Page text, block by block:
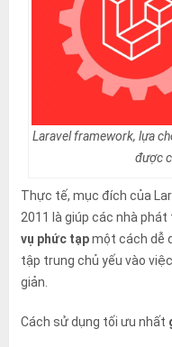
Laravel framework, lựa
được
Thực tế, mục đích của
2011 là giúp các nhà
vụ phức tạpmột cách dễ
tập trung chủ yếu vào
giản.
Cách sử dụng tối ưu nhất